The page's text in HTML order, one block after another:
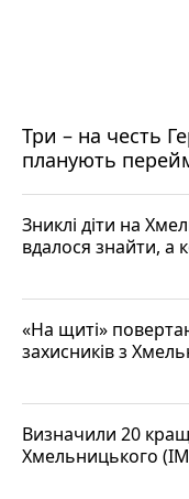
Три – на честь
планують
Зниклі діти на
вдалося знайти, а
«На щиті»
захисників з
Визначили 20
Хмельницького